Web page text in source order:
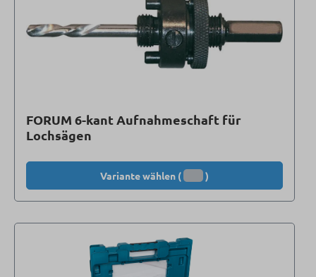
FORUM 6-kant Aufnahmeschaft für
Lochsägen
Variante wählen ( )